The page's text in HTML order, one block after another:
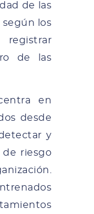
de las
según los
registrar
de las
en
desde
y
de riesgo